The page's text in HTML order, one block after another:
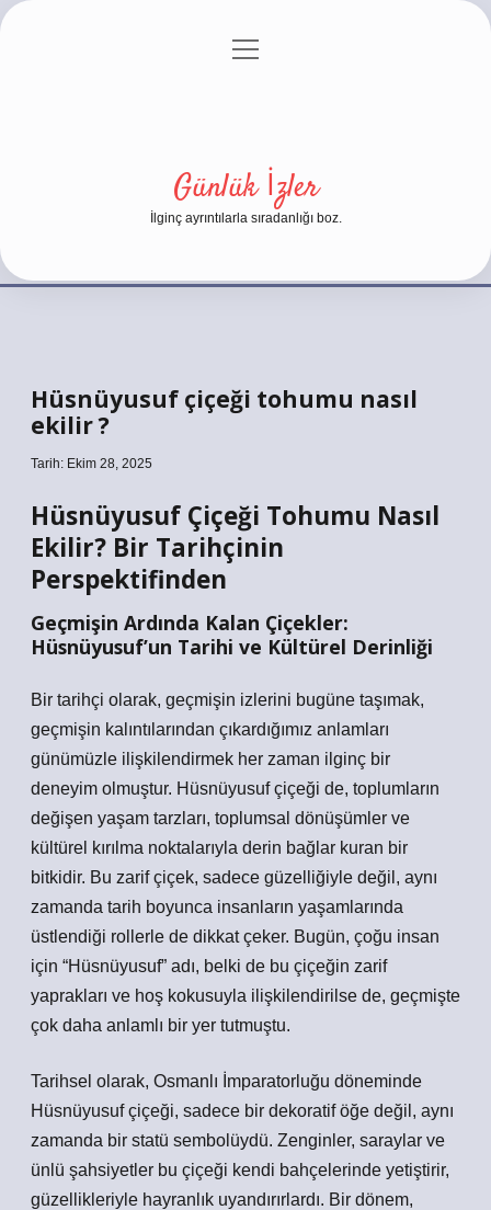
Gizlilik Politikası
menüyü
Günlük İzler
İlginç ayrıntılarla sıradanlığı boz.
Hüsnüyusuf çiçeği tohumu nasıl
ekilir ?
Tarih: Ekim 28, 2025
Hüsnüyusuf Çiçeği Tohumu Nasıl
Ekilir? Bir Tarihçinin
Perspektifinden
Geçmişin Ardında Kalan Çiçekler:
Hüsnüyusuf’un Tarihi ve Kültürel Derinliği
Bir tarihçi olarak, geçmişin izlerini bugüne taşımak,
geçmişin kalıntılarından çıkardığımız anlamları
günümüzle ilişkilendirmek her zaman ilginç bir
deneyim olmuştur. Hüsnüyusuf çiçeği de, toplumların
değişen yaşam tarzları, toplumsal dönüşümler ve
kültürel kırılma noktalarıyla derin bağlar kuran bir
bitkidir. Bu zarif çiçek, sadece güzelliğiyle değil, aynı
zamanda tarih boyunca insanların yaşamlarında
üstlendiği rollerle de dikkat çeker. Bugün, çoğu insan
için “Hüsnüyusuf” adı, belki de bu çiçeğin zarif
yaprakları ve hoş kokusuyla ilişkilendirilse de, geçmişte
çok daha anlamlı bir yer tutmuştu.
Tarihsel olarak, Osmanlı İmparatorluğu döneminde
Hüsnüyusuf çiçeği, sadece bir dekoratif öğe değil, aynı
zamanda bir statü sembolüydü. Zenginler, saraylar ve
ünlü şahsiyetler bu çiçeği kendi bahçelerinde yetiştirir,
güzellikleriyle hayranlık uyandırırlardı. Bir dönem,